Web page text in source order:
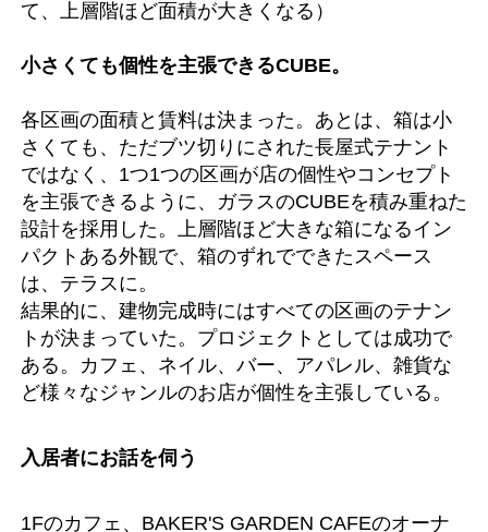
て、上層階ほど面積が大きくなる）
小さくても個性を主張できるCUBE。
各区画の面積と賃料は決まった。あとは、箱は小
さくても、ただブツ切りにされた長屋式テナント
ではなく、1つ1つの区画が店の個性やコンセプト
を主張できるように、ガラスのCUBEを積み重ねた
設計を採用した。上層階ほど大きな箱になるイン
パクトある外観で、箱のずれでできたスペース
は、テラスに。
結果的に、建物完成時にはすべての区画のテナン
トが決まっていた。プロジェクトとしては成功で
ある。カフェ、ネイル、バー、アパレル、雑貨な
ど様々なジャンルのお店が個性を主張している。
入居者にお話を伺う
1Fのカフェ、BAKER'S GARDEN CAFEのオーナ